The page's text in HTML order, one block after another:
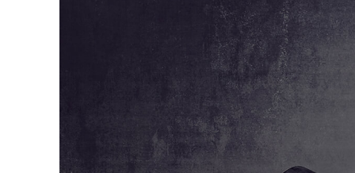
ponude